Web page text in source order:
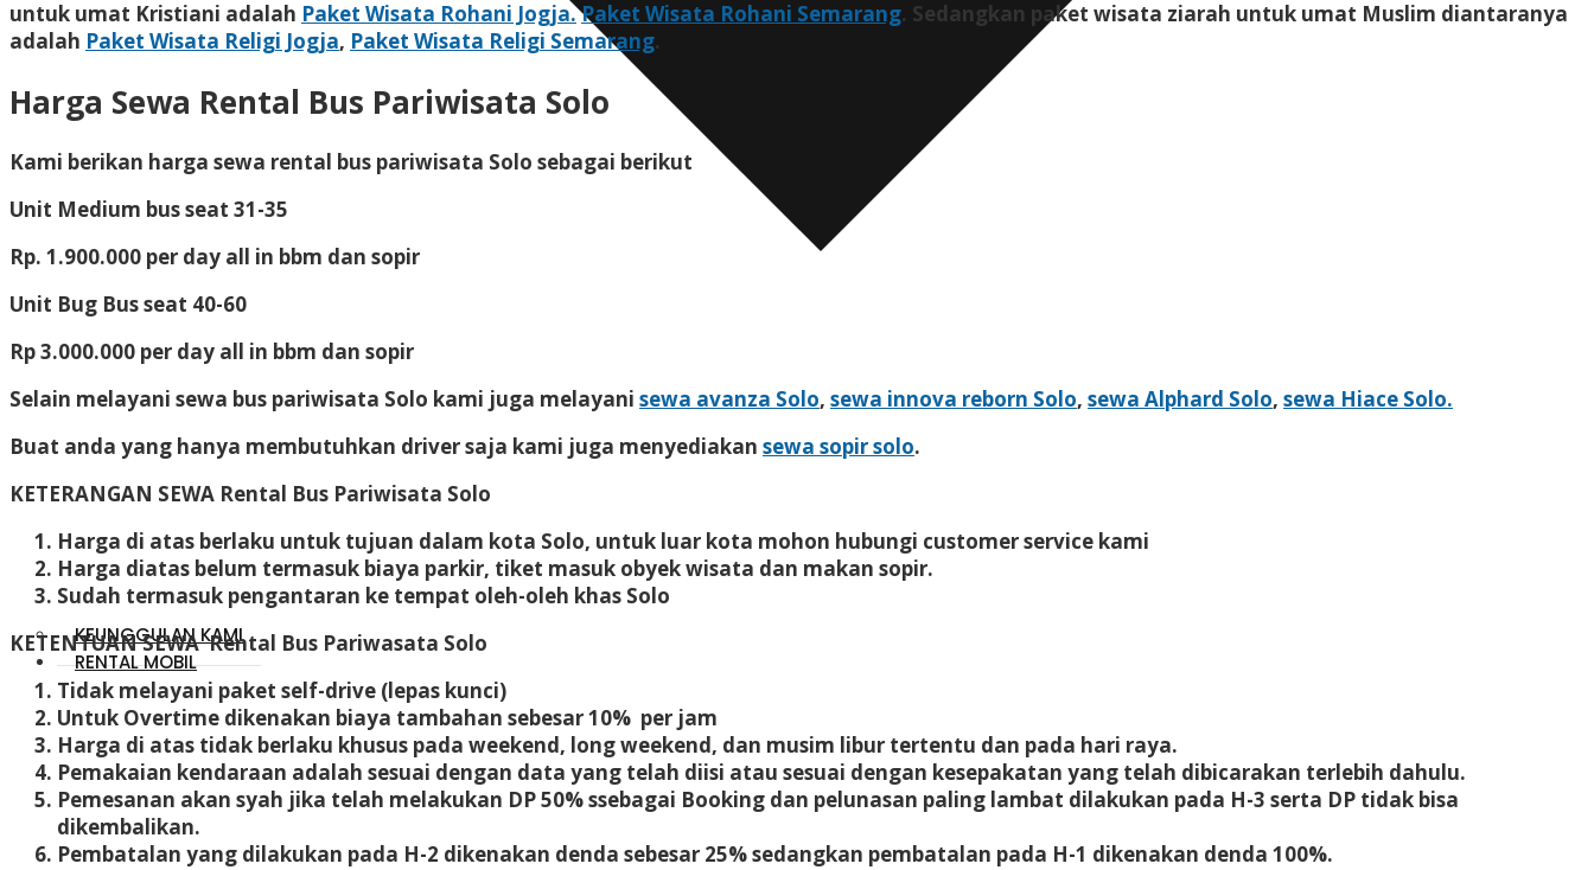
KEUNGGULAN KAMI
RENTAL MOBIL
untuk umat Kristiani adalah Paket Wisata Rohani Jogja.Paket Wisata Rohani Semarang. Sedangkan paket wisata ziarah untuk umat Muslim diantaranya
adalah Paket Wisata Religi Jogja, Paket Wisata Religi Semarang.
Harga Sewa Rental Bus Pariwisata Solo
Kami berikan harga sewa rental bus pariwisata Solo sebagai berikut
Unit Medium bus seat 31-35
Rp. 1.900.000 per day all in bbm dan sopir
Unit Bug Bus seat 40-60
Rp 3.000.000 per day all in bbm dan sopir
Selain melayani sewa bus pariwisata Solo kami juga melayani sewa avanza Solo, sewa innova reborn Solo, sewa Alphard Solo, sewa Hiace Solo.
Buat anda yang hanya membutuhkan driver saja kami juga menyediakan sewa sopir solo.
KETERANGAN SEWA Rental Bus Pariwisata Solo
Harga di atas berlaku untuk tujuan dalam kota Solo, untuk luar kota mohon hubungi customer service kami
Harga diatas belum termasuk biaya parkir, tiket masuk obyek wisata dan makan sopir.
Sudah termasuk pengantaran ke tempat oleh-oleh khas Solo
KETENTUAN SEWARental Bus Pariwasata Solo
Tidak melayani paket self-drive (lepas kunci)
Untuk Overtime dikenakan biaya tambahan sebesar 10% per jam
Harga di atas tidak berlaku khusus pada weekend, long weekend, dan musim libur tertentu dan pada hari raya.
Pemakaian kendaraan adalah sesuai dengan data yang telah diisi atau sesuai dengan kesepakatan yang telah dibicarakan terlebih dahulu.
Pemesanan akan syah jika telah melakukan DP 50% ssebagai Booking dan pelunasan paling lambat dilakukan pada H-3 serta DP tidak bisa
dikembalikan.
Pembatalan yang dilakukan pada H-2 dikenakan denda sebesar 25% sedangkan pembatalan pada H-1 dikenakan denda 100%.